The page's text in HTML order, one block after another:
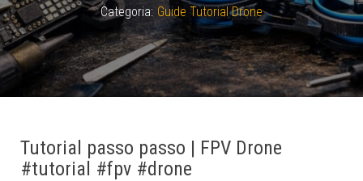
Categoria: Guide Tutorial Drone
Tutorial passo passo | FPV Drone
#tutorial #fpv #drone